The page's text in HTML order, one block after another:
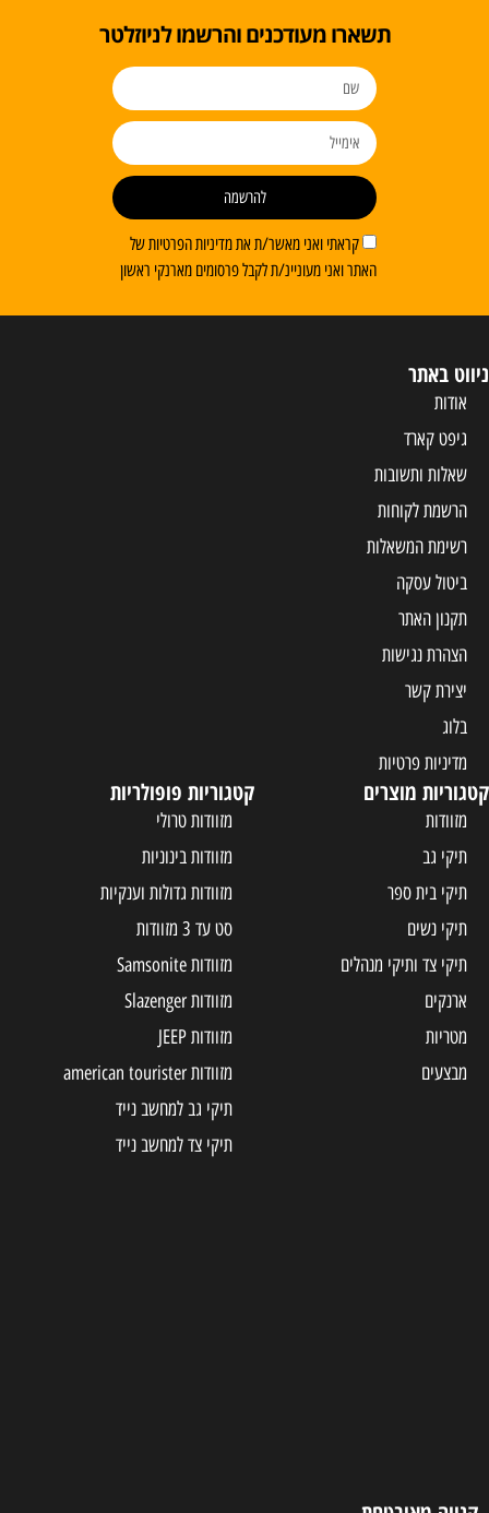
תשארו מעודכנים והרשמו לניוזלטר
קראתי ואני מאשר/ת את מדיניות הפרטיות של
האתר ואני מעוניינ/ת לקבל פרסומים מארנקי ראשון
להרשמה
ניווט באתר
אודות
גיפט קארד
שאלות ותשובות
הרשמת לקוחות
רשימת המשאלות
ביטול עסקה
תקנון האתר
הצהרת נגישות
יצירת קשר
בלוג
מדיניות פרטיות
קטגוריות מוצרים
מזוודות
תיקי גב
תיקי בית ספר
תיקי נשים
תיקי צד ותיקי מנהלים
ארנקים
מטריות
מבצעים
קטגוריות פופולריות
מזוודות טרולי
מזוודות בינוניות
מזוודות גדולות וענקיות
סט עד 3 מזוודות
מזוודות Samsonite
מזוודות Slazenger
מזוודות JEEP
מזוודות american tourister
תיקי גב למחשב נייד
תיקי צד למחשב נייד